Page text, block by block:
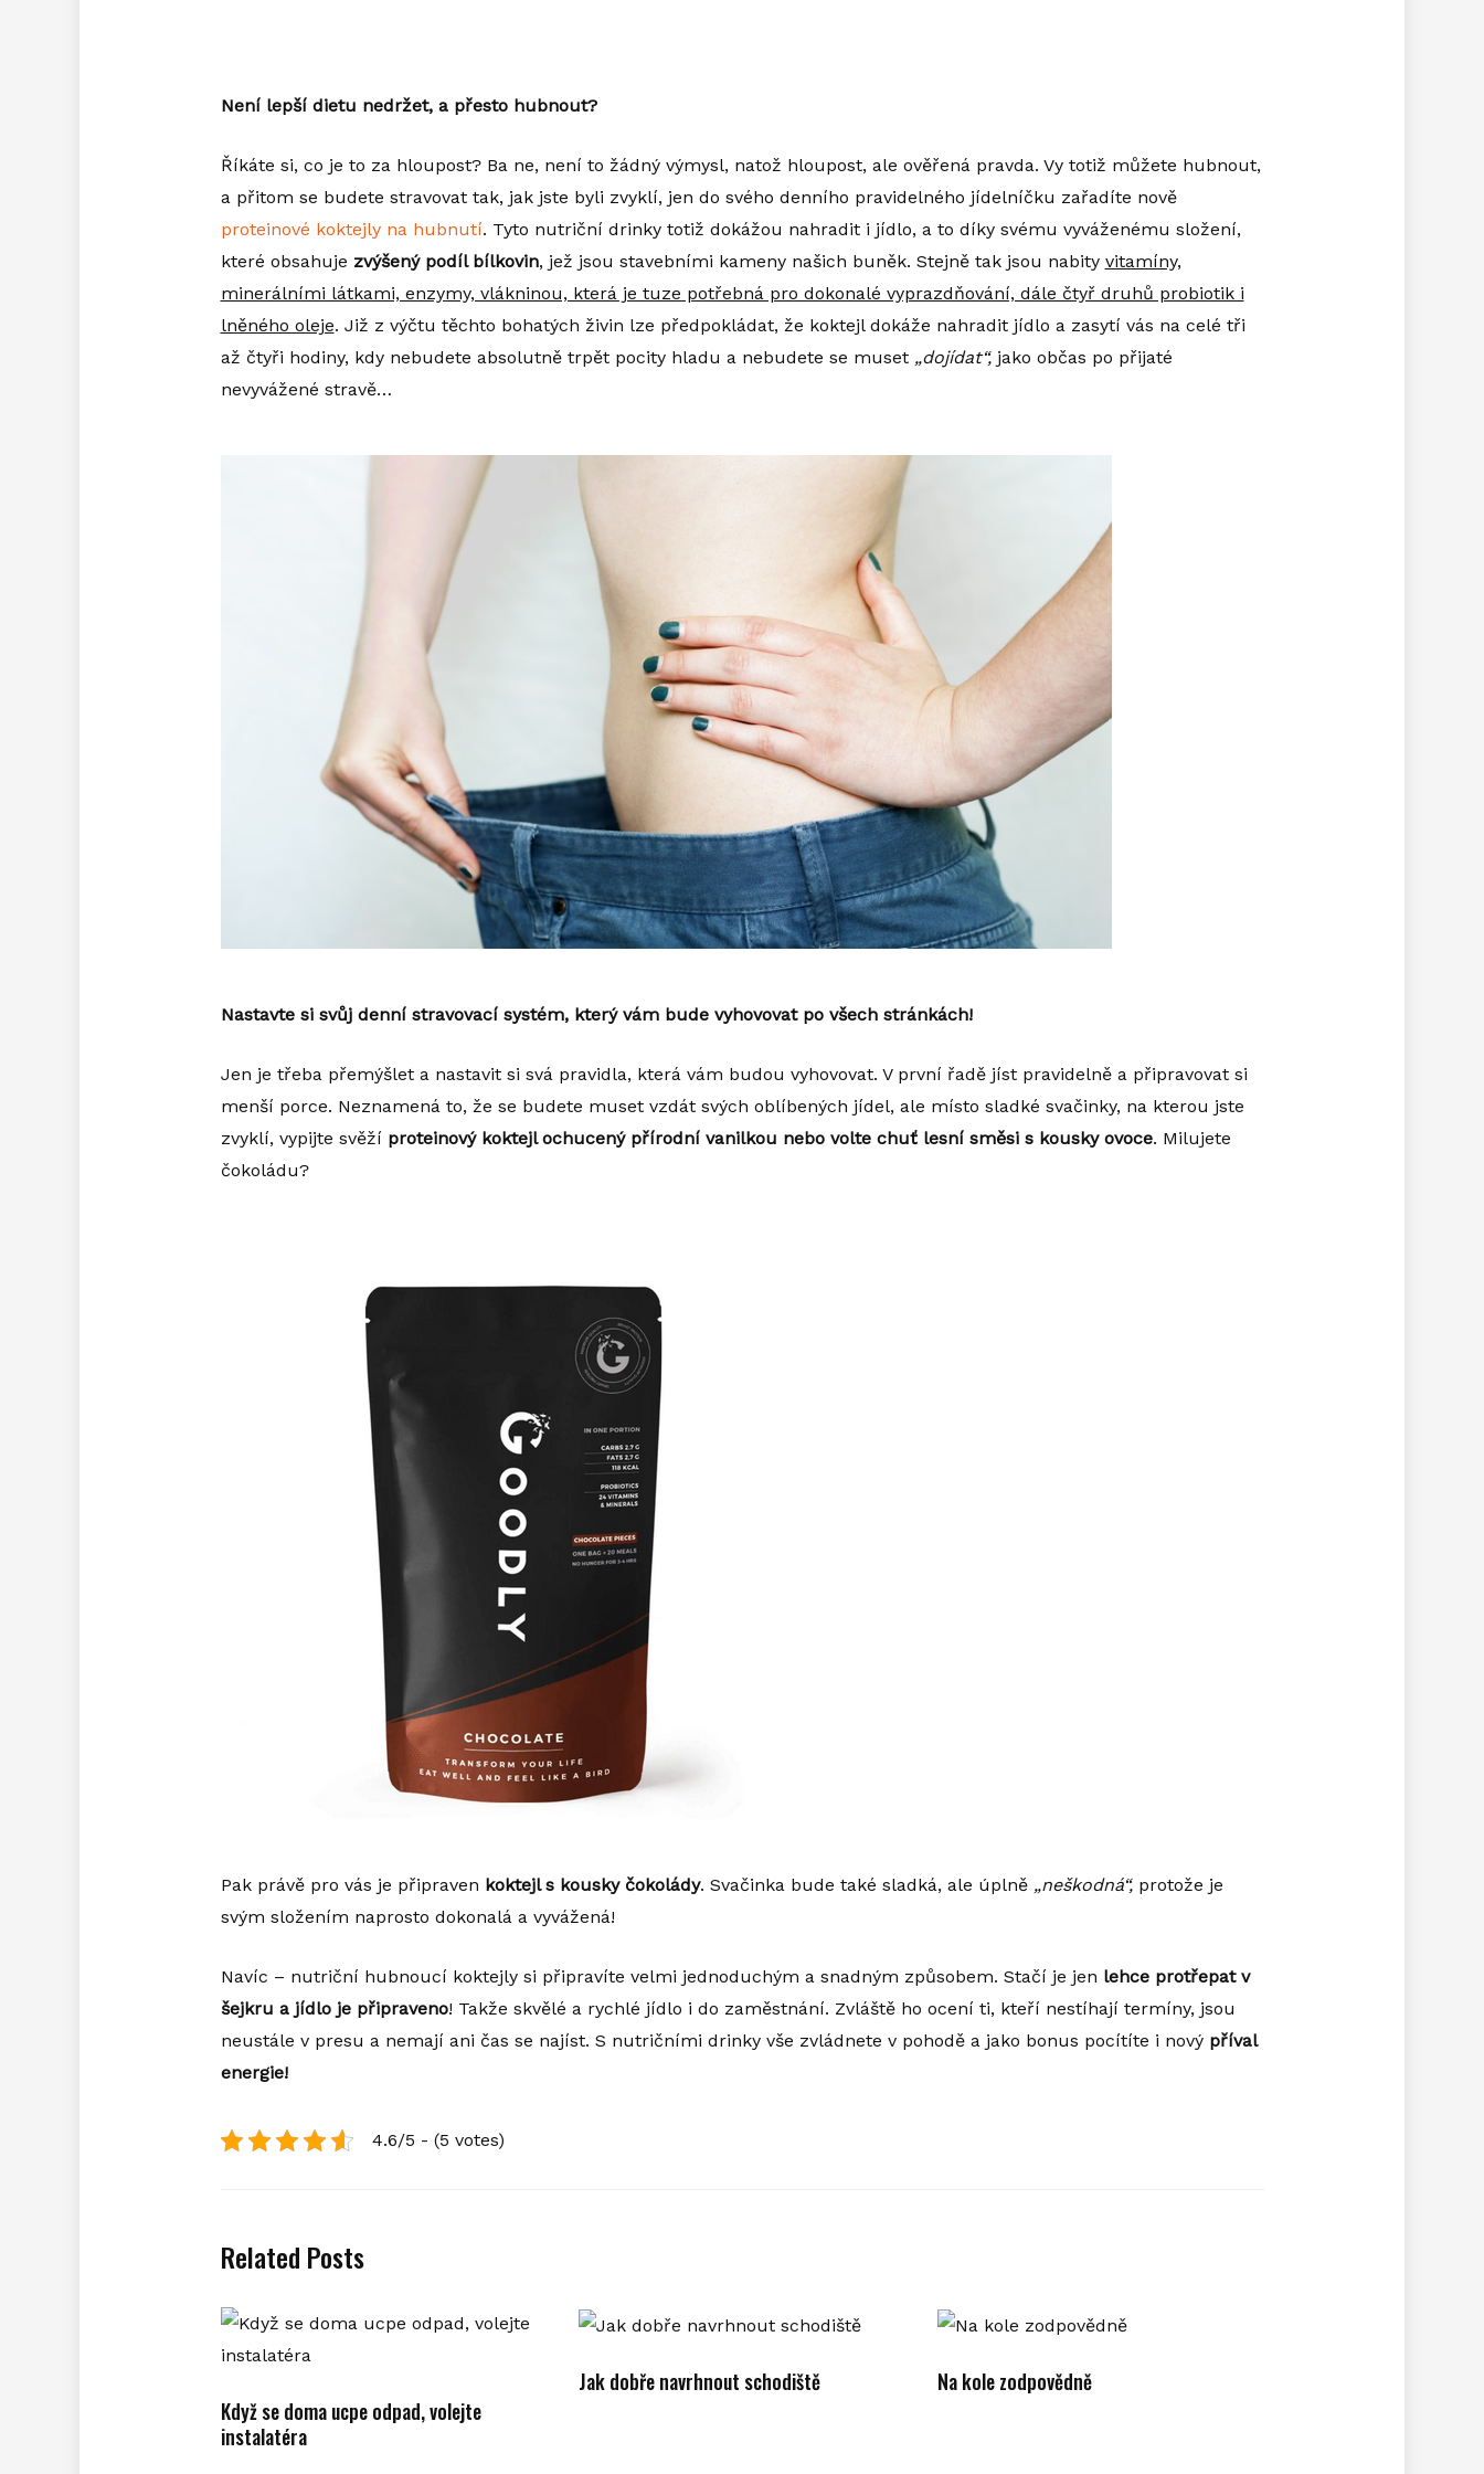
Není lepší dietu nedržet, a přesto hubnout?
Říkáte si, co je to za hloupost? Ba ne, není to žádný výmysl, natož hloupost, ale ověřená pravda. Vy totiž můžete hubnout,
a přitom se budete stravovat tak, jak jste byli zvyklí, jen do svého denního pravidelného jídelníčku zařadíte nově
proteinové koktejly na hubnutí. Tyto nutriční drinky totiž dokážou nahradit i jídlo, a to díky svému vyváženému složení,
které obsahuje zvýšený podíl bílkovin, jež jsou stavebními kameny našich buněk. Stejně tak jsou nabity vitamíny,
minerálními látkami, enzymy, vlákninou, která je tuze potřebná pro dokonalé vyprazdňování, dále čtyř druhů probiotik i
lněného oleje. Již z výčtu těchto bohatých živin lze předpokládat, že koktejl dokáže nahradit jídlo a zasytí vás na celé tři
až čtyři hodiny, kdy nebudete absolutně trpět pocity hladu a nebudete se muset „dojídat“,jako občas po přijaté
nevyvážené stravě…
Nastavte si svůj denní stravovací systém, který vám bude vyhovovat po všech stránkách!
Jen je třeba přemýšlet a nastavit si svá pravidla, která vám budou vyhovovat. V první řadě jíst pravidelně a připravovat si
menší porce. Neznamená to, že se budete muset vzdát svých oblíbených jídel, ale místo sladké svačinky, na kterou jste
zvyklí, vypijte svěží proteinový koktejl ochucený přírodní vanilkou nebo volte chuť lesní směsi s kousky ovoce. Milujete
čokoládu?
Pak právě pro vás je připraven koktejl s kousky čokolády. Svačinka bude také sladká, ale úplně „neškodná“,protože je
svým složením naprosto dokonalá a vyvážená!
Navíc – nutriční hubnoucí koktejly si připravíte velmi jednoduchým a snadným způsobem. Stačí je jen lehce protřepat v
šejkru a jídlo je připraveno! Takže skvělé a rychlé jídlo i do zaměstnání. Zvláště ho ocení ti, kteří nestíhají termíny, jsou
neustále v presu a nemají ani čas se najíst. S nutričními drinky vše zvládnete v pohodě a jako bonus pocítíte i nový příval
energie!
4.6/5 - (5 votes)
Related Posts
Když se doma ucpe odpad, volejte
instalatéra
Jak dobře navrhnout schodiště Na kole zodpovědně